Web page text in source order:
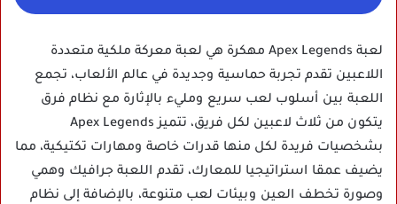
لعبة Apex Legends مهكرة هي لعبة معركة ملكية متعددة
اللاعبين تقدم تجربة حماسية وجديدة في عالم الألعاب، تجمع
اللعبة بين أسلوب لعب سريع ومليء بالإثارة مع نظام فرق
يتكون من ثلاث لاعبين لكل فريق، تتميز Apex Legends
بشخصيات فريدة لكل منها قدرات خاصة ومهارات تكتيكية، مما
يضيف عمقا استراتيجيا للمعارك، تقدم اللعبة جرافيك وهمي
وصورة تخطف العين وبيئات لعب متنوعة، بالإضافة إلى نظام